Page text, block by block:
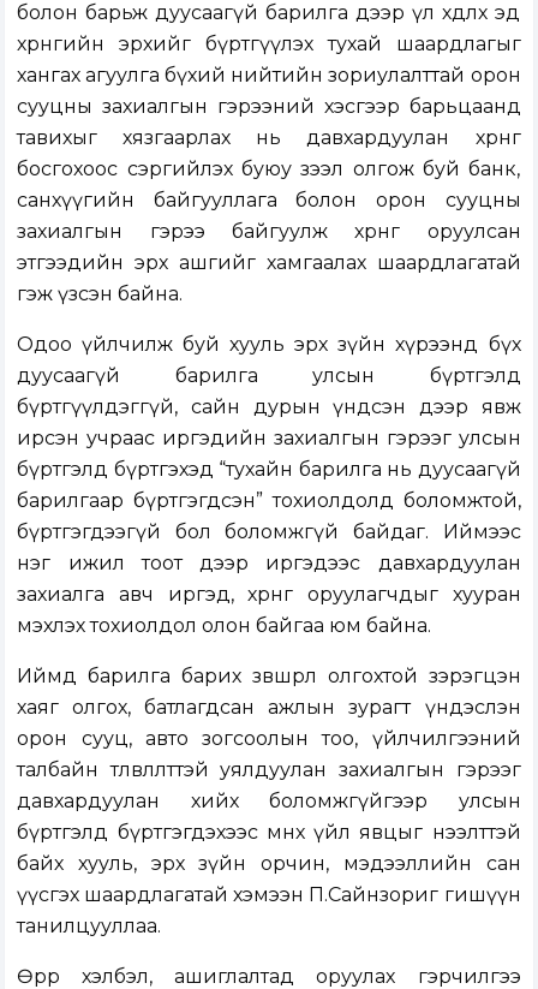
болон барьж дуусаагүй барилга дээр үл хөдлөх эд
хөрөнгийн эрхийг бүртгүүлэх тухай шаардлагыг
хангах агуулга бүхий нийтийн зориулалттай орон
сууцны захиалгын гэрээний хэсгээр барьцаанд
тавихыг хязгаарлах нь давхардуулан хөрөнгө
босгохоос сэргийлэх буюу зээл олгож буй банк,
санхүүгийн байгууллага болон орон сууцны
захиалгын гэрээ байгуулж хөрөнгө оруулсан
этгээдийн эрх ашгийг хамгаалах шаардлагатай
гэж үзсэн байна.
Одоо үйлчилж буй хууль эрх зүйн хүрээнд бүх
дуусаагүй барилга улсын бүртгэлд
бүртгүүлдэггүй, сайн дурын үндсэн дээр явж
ирсэн учраас иргэдийн захиалгын гэрээг улсын
бүртгэлд бүртгэхэд “тухайн барилга нь дуусаагүй
барилгаар бүртгэгдсэн” тохиолдолд боломжтой,
бүртгэгдээгүй бол боломжгүй байдаг. Иймээс
нэг ижил тоот дээр иргэдээс давхардуулан
захиалга авч иргэд, хөрөнгө оруулагчдыг хууран
мэхлэх тохиолдол олон байгаа юм байна.
Иймд барилга барих зөвшөөрөл олгохтой зэрэгцэн
хаяг олгох, батлагдсан ажлын зурагт үндэслэн
орон сууц, авто зогсоолын тоо, үйлчилгээний
талбайн төлөвлөлттэй уялдуулан захиалгын гэрээг
давхардуулан хийх боломжгүйгээр улсын
бүртгэлд бүртгэгдэхээс өмнөх үйл явцыг нээлттэй
байх хууль, эрх зүйн орчин, мэдээллийн сан
үүсгэх шаардлагатай хэмээн П.Сайнзориг гишүүн
танилцууллаа.
Өөрөөр хэлбэл, ашиглалтад оруулах гэрчилгээ